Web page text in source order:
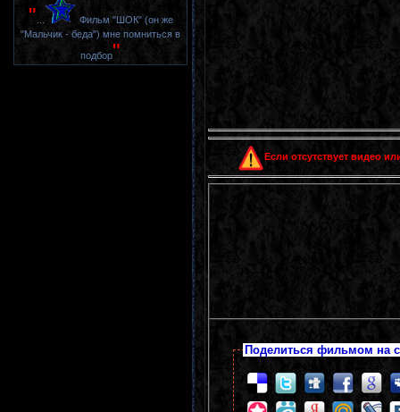
"
Фильм "ШОК" (он же
"Мальчик - беда") мне помниться в
подбор"
Если отсутствует видео
Поделиться фильмом на